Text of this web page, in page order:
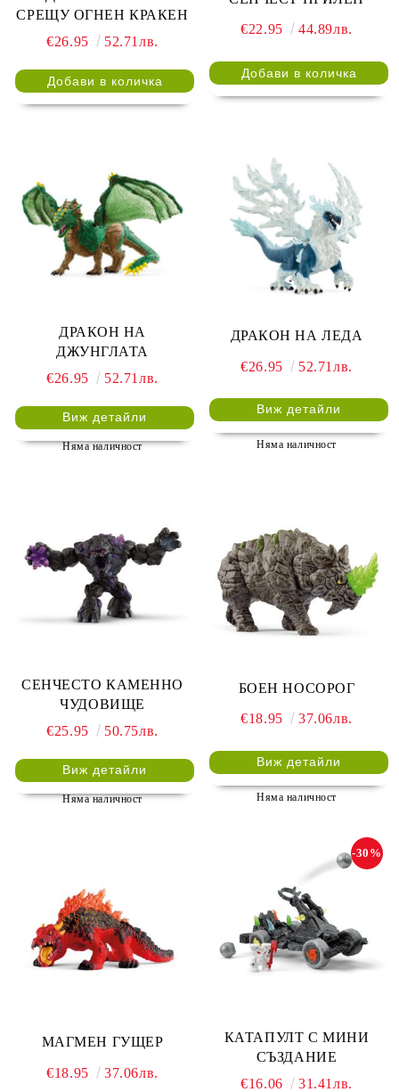
СРЕЩУ ОГНЕН КРАКЕН
€26.95
52.71лв.
€22.95 44.89лв.
ДРАКОН НА
ДЖУНГЛАТА
€26.95
52.71лв.
Виж детайли
Няма наличност
ДРАКОН НА ЛЕДА
€26.95 52.71лв.
Виж детайли
Няма наличност
СЕНЧЕСТО КАМЕННО
ЧУДОВИЩЕ
€25.95
50.75лв.
Виж детайли
Няма наличност
БОЕН НОСОРОГ
€18.95 37.06лв.
Виж детайли
Няма наличност
МАГМЕН ГУЩЕР
€18.95 37.06лв.
КАТАПУЛТ С МИНИ
СЪЗДАНИЕ
-30%
€16.06 31.41лв.